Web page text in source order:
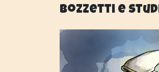
Bozzetti e